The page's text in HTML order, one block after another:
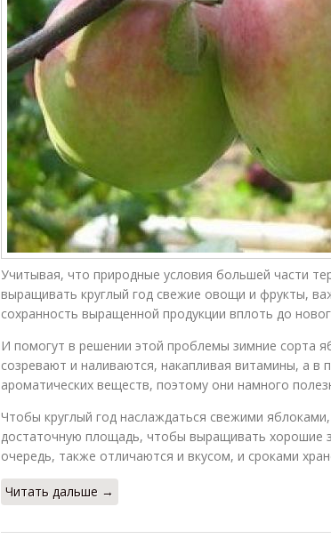
Учитывая, что природные условия большей части
выращивать круглый год свежие овощи и фрукты,
сохранность выращенной продукции вплоть до
И помогут в решении этой проблемы зимние сорта
созревают и наливаются, накапливая витамины, а в
ароматических веществ, поэтому они намного
Чтобы круглый год наслаждаться свежими
достаточную площадь, чтобы выращивать хорошие
очередь, также отличаются и вкусом, и сроками
Читать дальше →